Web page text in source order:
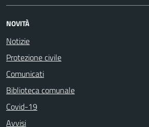
NOVITÀ
Notizie
Protezione civile
Comunicati
Biblioteca comunale
Covid-19
Avvisi